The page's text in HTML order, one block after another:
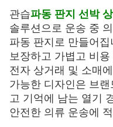
관습파동 판지 선박
솔루션으로 운송 중
파동 판지로 만들어
보장하고 가볍고 비
전자 상거래 및 소매
가능한 디자인은 브랜
고 기억에 남는 열기
안전한 의류 운송에